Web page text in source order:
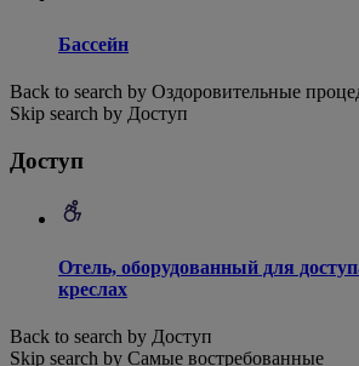
Бассейн
Back to search by Оздоровительные
Skip search by Доступ
Доступ
Отель, оборудованный для
креслах
Back to search by Доступ
Skip search by Самые востребованные